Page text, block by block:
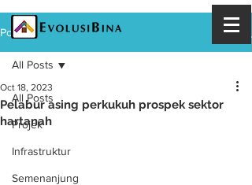
Post
All Posts
Projek
Infrastruktur
Semenanjung
All Posts
Pelabur asing perkukuh prospek sektor
hartanah
Oct 18, 2023